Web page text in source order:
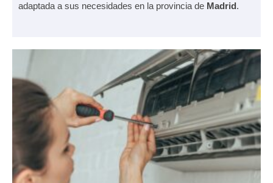
adaptada a sus necesidades en la provincia de Madrid.